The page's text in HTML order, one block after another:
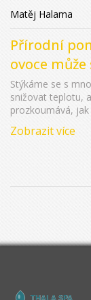
Matěj Halama
Přírodní
ovoce
Stýkáme se s
snižovat teplotu,
prozkoumává,
začlenit do své
Zobrazit více